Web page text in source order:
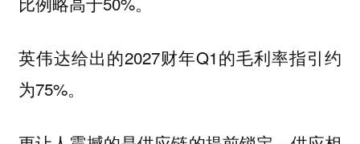
英伟达给出的2027财年Q1的毛利率指引约
为75%。